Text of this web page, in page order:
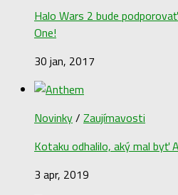
Halo Wars 2 bude
One!
30 jan, 2017
Novinky/ Zaujímavosti
Kotaku odhalilo, aký mal byť
3 apr, 2019